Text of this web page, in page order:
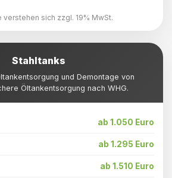
verstehen sich zzgl. 19% MwSt.
Stahltanks
und Demontage von
Öltankentsorgung nach WHG.
ab 1.050 Euro
ab 1.295 Euro
ab 1.510 Euro